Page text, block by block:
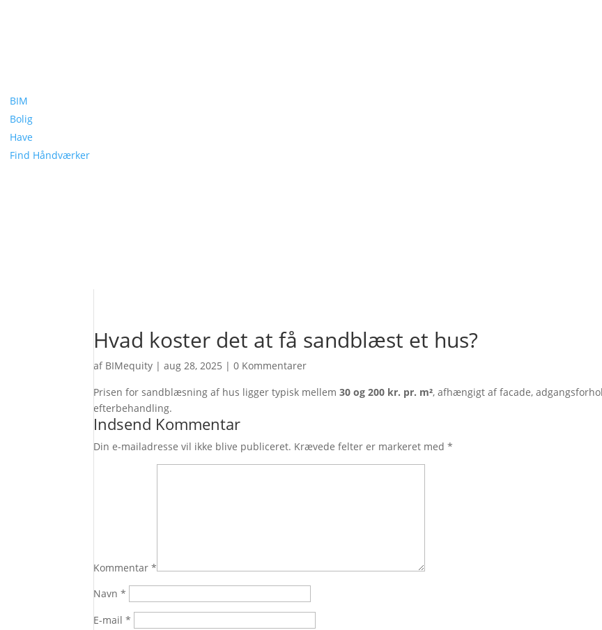
BIM
Bolig
Have
Find Håndværker
Hvad koster det at få sandblæst et hus?
af BIMequity |aug 28, 2025 |0 Kommentarer
Prisen for sandblæsning af hus ligger typisk mellem30 og 200 kr. pr. m², afhængigt af facade,
efterbehandling.
Indsend Kommentar
Din e-mailadresse vil ikke blive publiceret. Krævede felter er markeret med*
Kommentar*
Navn*
E-mail*